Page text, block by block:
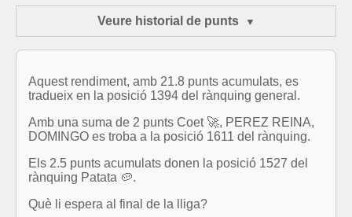
Veure historial de punts
Aquest rendiment, amb 21.8 punts acumulats, es
tradueix en la posició 1394 del rànquing general.
Amb una suma de 2 punts Coet 🚀, PEREZ REINA,
DOMINGO es troba a la posició 1611 del rànquing.
Els 2.5 punts acumulats donen la posició 1527 del
rànquing Patata 🥔.
Què li espera al final de la lliga?